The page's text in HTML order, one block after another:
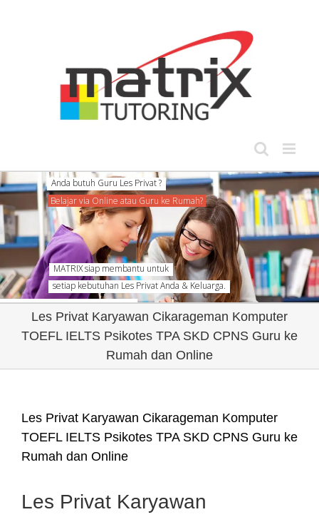
setiap kebutuhan Les Privat Anda & Keluarga.
Les Privat Karyawan Cikarageman Komputer
TOEFL IELTS Psikotes TPA SKD CPNS Guru ke
Rumah dan Online
Les Privat Karyawan Cikarageman Komputer
TOEFL IELTS Psikotes TPA SKD CPNS Guru ke
Rumah dan Online
Les Privat Karyawan